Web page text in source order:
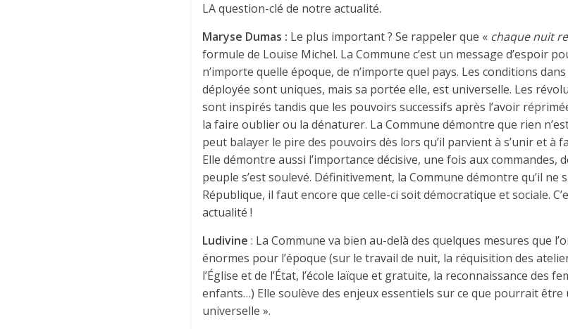
LA question-clé de notre actualité.
Maryse Dumas : Le plus important ? Se rappeler que « chaque nuit
formule de Louise Michel. La Commune c’est un message d’espoir
n’importe quelle époque, de n’importe quel pays. Les conditions
déployée sont uniques, mais sa portée elle, est universelle. Les
sont inspirés tandis que les pouvoirs successifs après l’avoir
la faire oublier ou la dénaturer. La Commune démontre que rien
peut balayer le pire des pouvoirs dès lors qu’il parvient à s’unir et à
Elle démontre aussi l’importance décisive, une fois aux
peuple s’est soulevé. Définitivement, la Commune démontre qu’il ne
République, il faut encore que celle-ci soit démocratique et sociale.
actualité !
Ludivine : La Commune va bien au-delà des quelques mesures que
énormes pour l’époque (sur le travail de nuit, la réquisition des
l’Église et de l’État, l’école laïque et gratuite, la reconnaissance des
enfants…) Elle soulève des enjeux essentiels sur ce que pourrait être
universelle ».